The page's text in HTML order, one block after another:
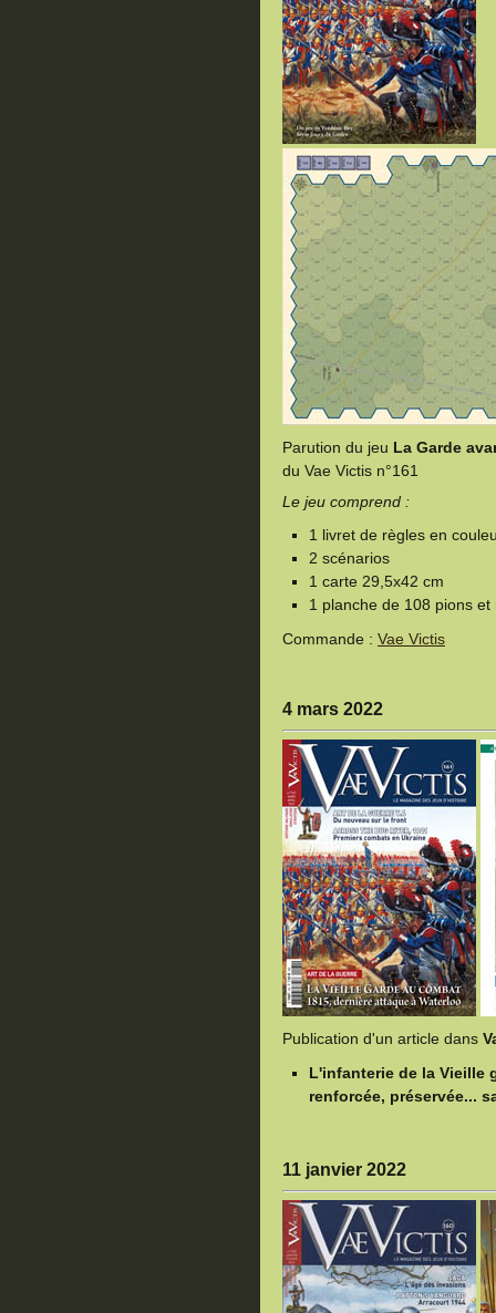
Parution du jeu La Garde
du Vae Victis n°161
Le jeu comprend :
1 livret de règles en
2 scénarios
1 carte 29,5x42 cm
1 planche de 108 pions
Commande : Vae Victis
4 mars 2022
Publication d'un article dans
L'infanterie de la Vieille
renforcée, préservée...
11 janvier 2022